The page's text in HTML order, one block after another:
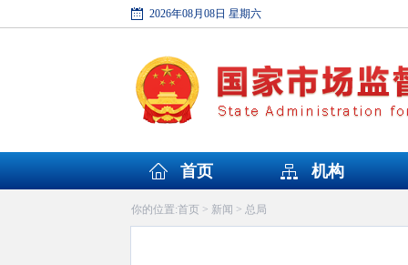
2026年08月08日 星期六
首页 机构
你的位置:首页> 新闻 > 总局